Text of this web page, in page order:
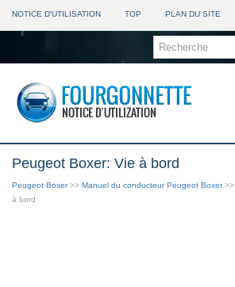
NOTICE D'UTILISATION TOP PLAN DU SITE
Peugeot Boxer: Vie à bord
Peugeot Boxer>> Manuel du conducteur Peugeot Boxer>>
à bord